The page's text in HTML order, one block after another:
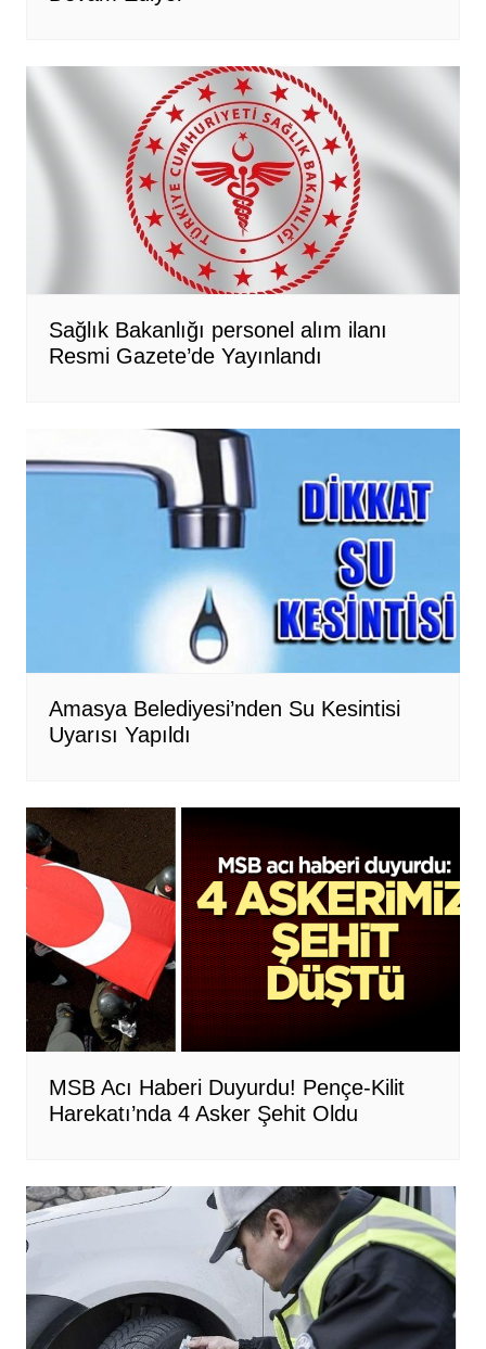
Sağlık Bakanlığı personel alım ilanı
Resmi Gazete’de Yayınlandı
Amasya Belediyesi’nden Su Kesintisi
Uyarısı Yapıldı
MSB Acı Haberi Duyurdu! Pençe-Kilit
Harekatı’nda 4 Asker Şehit Oldu